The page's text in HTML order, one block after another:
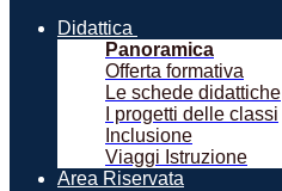
Didattica
Panoramica
Offerta formativa
Le schede didattiche
I progetti delle classi
Inclusione
Viaggi Istruzione
Area Riservata